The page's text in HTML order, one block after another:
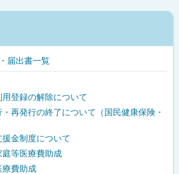
届出書一覧
登録の解除について
再発行の終了について（国民健康保険・
金制度について
等医療費助成
療費助成